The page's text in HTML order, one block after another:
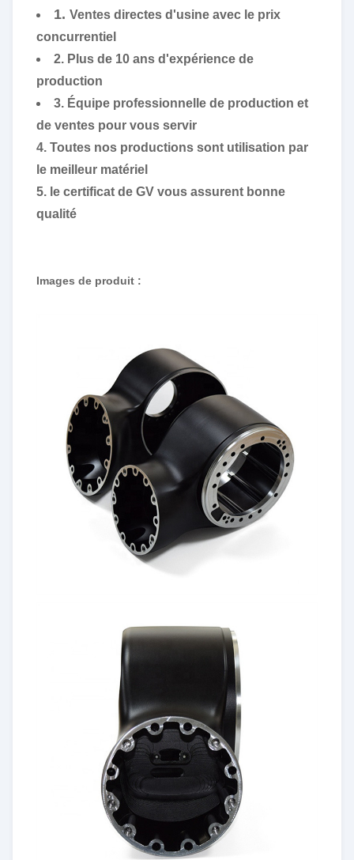
1. Ventes directes d'usine avec le prix
concurrentiel
2. Plus de 10 ans d'expérience de
production
3. Équipe professionnelle de production et
de ventes pour vous servir
4. Toutes nos productions sont utilisation par
le meilleur matériel
5. le certificat de GV vous assurent bonne
qualité
Images de produit :